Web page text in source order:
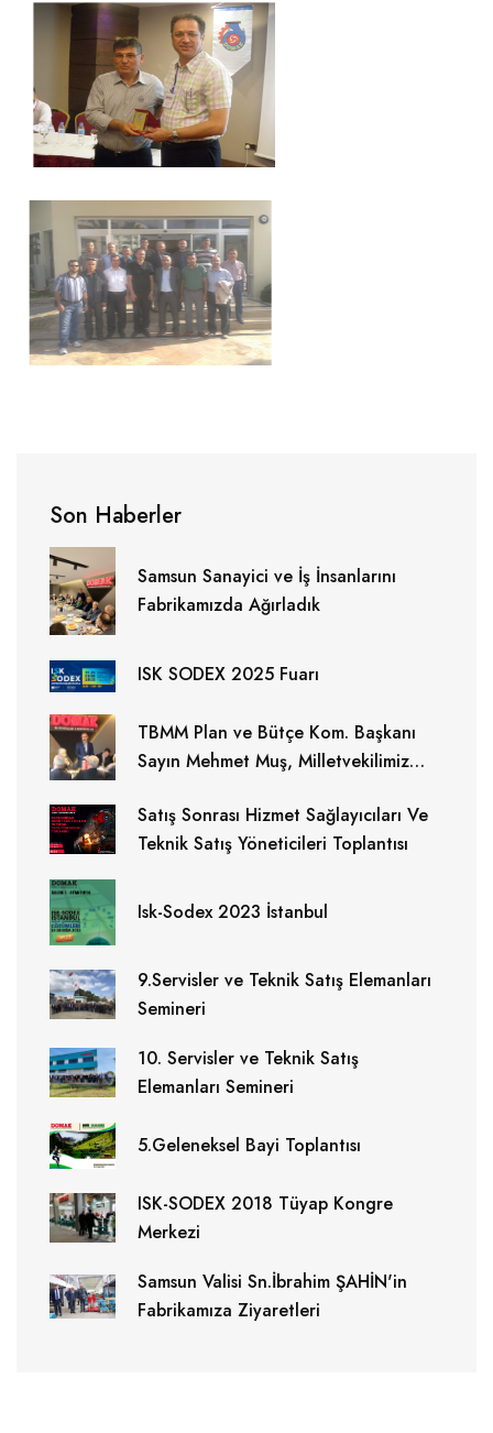
Son Haberler
Samsun Sanayici ve İş İnsanlarını
Fabrikamızda Ağırladık
ISK SODEX 2025 Fuarı
TBMM Plan ve Bütçe Kom. Başkanı
Sayın Mehmet Muş, Milletvekilimiz
Belediye Başkanımız Halit Doğan
ziyaretimizde bulundular.
Satış Sonrası Hizmet Sağlayıcıları Ve
Teknik Satış Yöneticileri Toplantısı
Isk-Sodex 2023 İstanbul
9.Servisler ve Teknik Satış Elemanları
Semineri
10. Servisler ve Teknik Satış
Elemanları Semineri
5.Geleneksel Bayi Toplantısı
ISK-SODEX 2018 Tüyap Kongre
Merkezi
Samsun Valisi Sn.İbrahim ŞAHİN'in
Fabrikamıza Ziyaretleri